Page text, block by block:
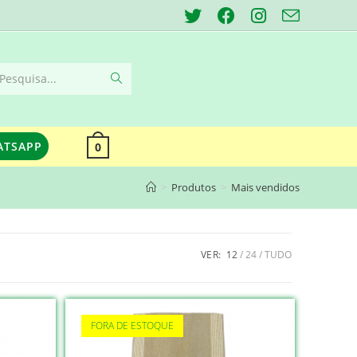
Pesquisa...
0
> Produtos > Mais vendidos
VER: 12 24 TUDO
FORA DE ESTOQUE